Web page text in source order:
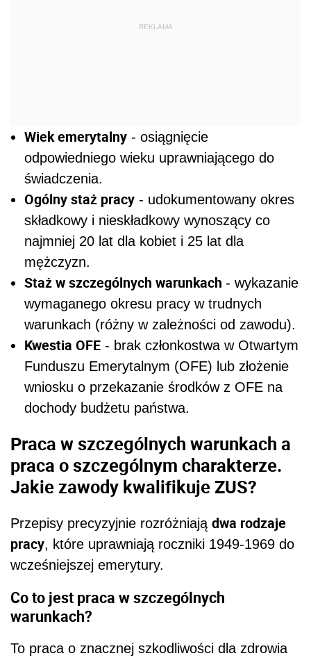
REKLAMA
Wiek emerytalny - osiągnięcie
odpowiedniego wieku uprawniającego do
świadczenia.
Ogólny staż pracy - udokumentowany okres
składkowy i nieskładkowy wynoszący co
najmniej 20 lat dla kobiet i 25 lat dla
mężczyzn.
Staż w szczególnych warunkach - wykazanie
wymaganego okresu pracy w trudnych
warunkach (różny w zależności od zawodu).
Kwestia OFE - brak członkostwa w Otwartym
Funduszu Emerytalnym (OFE) lub złożenie
wniosku o przekazanie środków z OFE na
dochody budżetu państwa.
Praca w szczególnych warunkach a
praca o szczególnym charakterze.
Jakie zawody kwalifikuje ZUS?
Przepisy precyzyjnie rozróżniają dwa rodzaje
pracy, które uprawniają roczniki 1949-1969 do
wcześniejszej emerytury.
Co to jest praca w szczególnych
warunkach?
To praca o znacznej szkodliwości dla zdrowia